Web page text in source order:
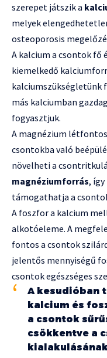
szerepet játszik a
melyek
osteoporosis
A kalcium a csontok fő
kiemelkedő
kalciumszükségletünk
más kalciumban
fogyasztjuk.
A magnézium
csontokba való
növelheti a
magnéziumforrás,
támogathatja a
A foszfor a kalcium
alkotóeleme. A
fontos a csontok
jelentős mennyiségű
csontok egészséges
A kesudióban
kalcium és
a csontok
csökkentve a